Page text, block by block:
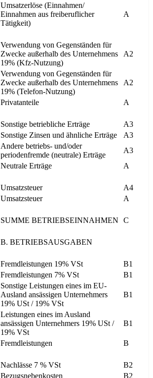
Umsatzerlöse (Einnahmen/
Einnahmen aus freiberuflicher
Tätigkeit)
A
Verwendung von Gegenständen für
Zwecke außerhalb des Unternehmens
19% (Kfz-Nutzung)
A2
Verwendung von Gegenständen für
Zwecke außerhalb des Unternehmens
19% (Telefon-Nutzung)
A2
Privatanteile A
Sonstige betriebliche Erträge
A3
Sonstige Zinsen und ähnliche Erträge
A3
Andere betriebs- und/oder
periodenfremde (neutrale) Erträge
A3
Neutrale Erträge A
Umsatzsteuer
A4
Umsatzsteuer A
SUMME BETRIEBSEINNAHMEN C
B. BETRIEBSAUSGABEN
Fremdleistungen 19% VSt
B1
Fremdleistungen 7% VSt B1
Sonstige Leistungen eines im EU-
Ausland ansässigen Unternehmers
19% USt / 19% VSt
B1
Leistungen eines im Ausland
ansässigen Unternehmers 19% USt /
19% VSt
B1
Fremdleistungen B
Nachlässe 7 % VSt
B2
Bezugsnebenkosten B2